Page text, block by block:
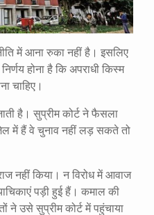
में आना रुका नहीं है। इसलिए
होना है कि अपराधी किस्म
चाहिए।
है। सुप्रीम कोर्ट ने फैसला
में हैं वे चुनाव नहीं लड़ सकते तो
नहीं किया। न विरोध में आवाज
पड़ी हुई हैं। कमाल की
ने उसे सुप्रीम कोर्ट में पहुंचाया